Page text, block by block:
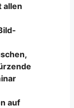
allen
auf